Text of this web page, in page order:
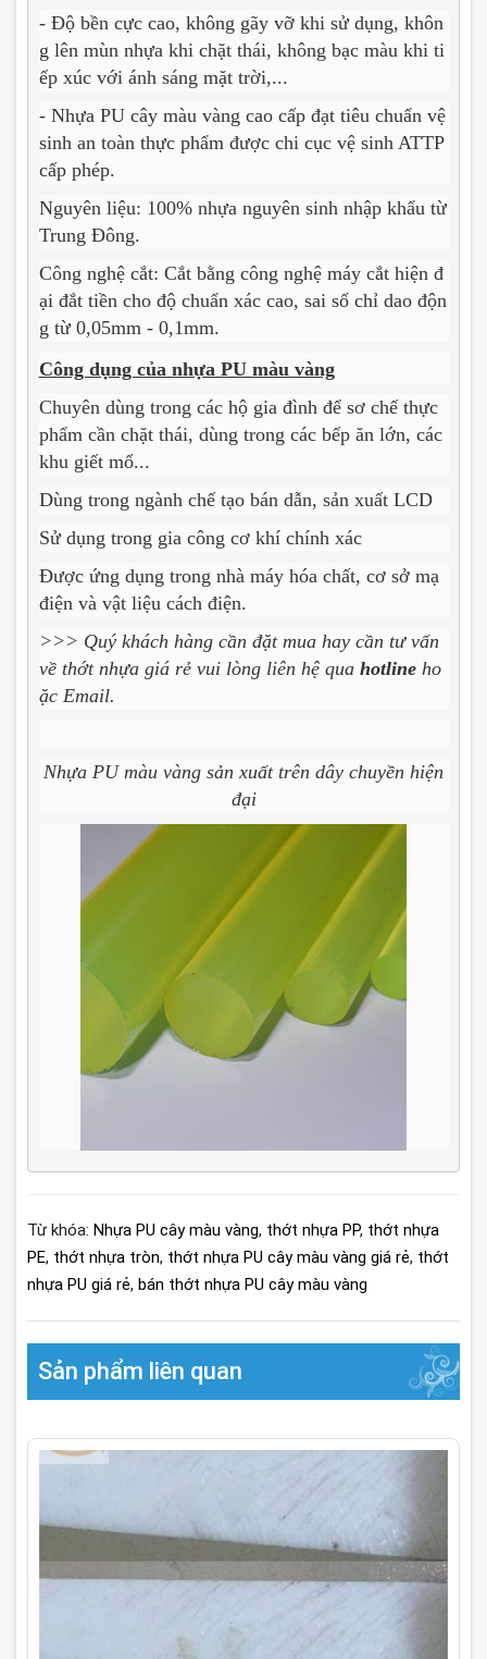
- Độ bền cực cao, không gãy vỡ khi sử dụng, khôn
g lên mùn nhựa khi chặt thái, không bạc màu khi ti
ếp xúc với ánh sáng mặt trời,...
- Nhựa PU cây màu vàng cao cấp đạt tiêu chuẩn vệ
sinh an toàn thực phẩm được chi cục vệ sinh ATTP
cấp phép.
Nguyên liệu: 100% nhựa nguyên sinh nhập khẩu từ
Trung Đông.
Công nghệ cắt: Cắt bằng công nghệ máy cắt hiện đ
ại đắt tiền cho độ chuẩn xác cao, sai số chỉ dao độn
g từ 0,05mm - 0,1mm.
Công dụng của nhựa PU màu vàng
Chuyên dùng trong các hộ gia đình để sơ chế thực
phẩm cần chặt thái, dùng trong các bếp ăn lớn, các
khu giết mổ...
Dùng trong ngành chế tạo bán dẫn, sản xuất LCD
Sử dụng trong gia công cơ khí chính xác
Được ứng dụng trong nhà máy hóa chất, cơ sở mạ
điện và vật liệu cách điện.
>>> Quý khách hàng cần đặt mua hay cần tư vấn
về thớt nhựa giá rẻ vui lòng liên hệ qua hotline ho
ặc Email.
Nhựa PU màu vàng sản xuất trên dây chuyền hiện
đại
Từ khóa: Nhựa PU cây màu vàng, thớt nhựa PP, thớt nhựa
PE, thớt nhựa tròn, thớt nhựa PU cây màu vàng giá rẻ, thớt
nhựa PU giá rẻ, bán thớt nhựa PU cây màu vàng
Sản phẩm liên quan